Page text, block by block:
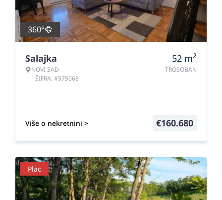
360°
Salajka
NOVI SAD
ŠIFRA: #575068
52 m2
TROSOBAN
Više o nekretnini > €160.680
Plac